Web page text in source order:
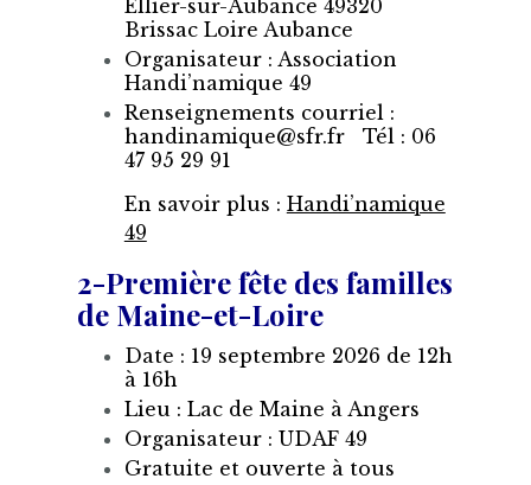
Ellier-sur-Aubance 49320
Brissac Loire Aubance
Organisateur : Association
Handi’namique 49
Renseignements courriel :
handinamique@sfr.fr Tél : 06
47 95 29 91
En savoir plus : Handi’namique
49
2-Première fête des familles
de Maine-et-Loire
Date : 19 septembre 2026 de 12h
à 16h
Lieu : Lac de Maine à Angers
Organisateur : UDAF 49
Gratuite et ouverte à tous